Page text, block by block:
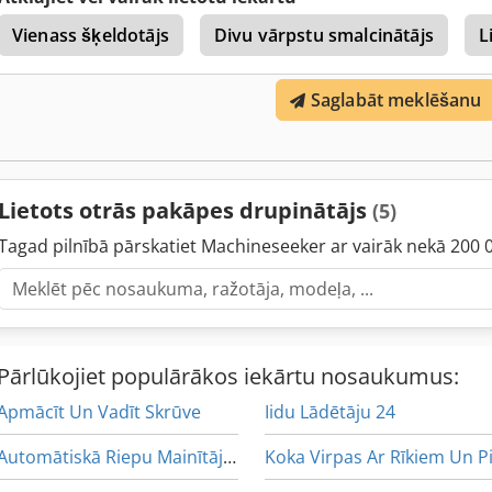
strāva: 160A–200A Automatizācija: Siemens Simatic
[mm]: 3.850 Platums [mm]: 2.720 Augstums [mm]: 2.700
pilna renovācija. Sarakstu ar detaļām un to foto varu nosūtīt pēc
lietota (no šī brīža līdz šodienai – viens īpašnieks). Iepriekš
kartons – RDF pēc atkritumu šķirošanas. Aptuvenā vieglo
Vienass šķeldotājs
Divu vārpstu smalcinātājs
Saglabāt meklēšanu
Lietots otrās pakāpes drupinātājs (5)
pilnībā pārskatiet Machineseeker ar vairāk nekā 200
Pārlūkojiet populārākos iekārtu nosaukumus:
Un Vadīt Skrūve
Automātiskā Riepu Mainītājs Mašīna
Iidu Lādētāju 24